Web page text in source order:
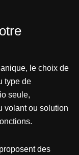
le choix de
type de
seule,
volant ou solution
des